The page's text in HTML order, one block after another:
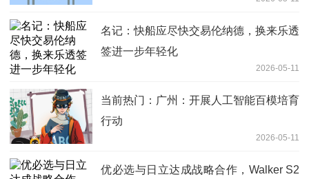
名记：快船应尽快交易伦纳德，换来乐透
签进一步年轻化
2026-05-11
当前热门：广州：开展人工智能百模培育
行动
2026-05-11
优必选与日立达成战略合作，Walker S2